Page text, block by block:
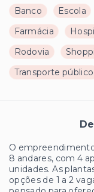
Banco Escola
Farmácia
Rodovia
Transporte público
O
8 andares, com 4
unidades. As
opções de 1 a 2